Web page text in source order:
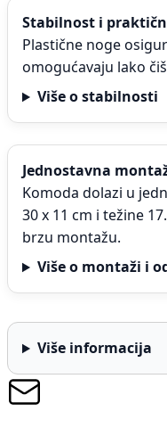
Stabilnost i
Plastične noge
omogućavaju lako
Više o stabilnosti
Jednostavna
Komoda dolazi u
30 x 11 cm i težine
brzu montažu.
Više o montaži i
Više informacija